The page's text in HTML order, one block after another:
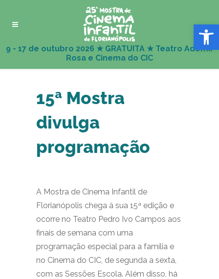
Abrir
15ª Mostra
divulga
programação
A Mostra de Cinema Infantil de
Florianópolis chega à sua 15ª edição e
ocorre no Teatro Pedro Ivo Campos aos
finais de semana com uma
programação especial para a família e
no Cinema do CIC, de segunda a sexta,
com as Sessões Escola. Além disso, há